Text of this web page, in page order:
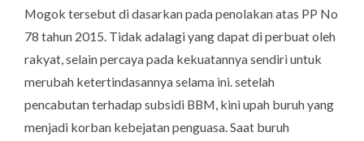
Mogok tersebut di dasarkan pada penolakan atas PP No
78 tahun 2015. Tidak adalagi yang dapat di perbuat oleh
rakyat, selain percaya pada kekuatannya sendiri untuk
merubah ketertindasannya selama ini. setelah
pencabutan terhadap subsidi BBM, kini upah buruh yang
menjadi korban kebejatan penguasa. Saat buruh